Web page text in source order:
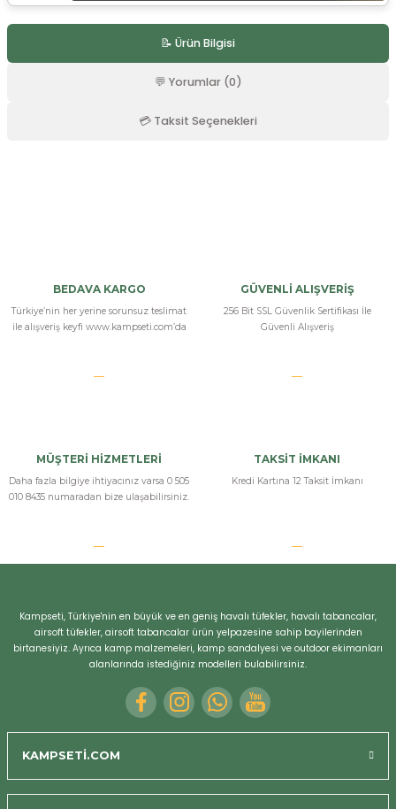
📝 Ürün Bilgisi
💬 Yorumlar (0)
💳 Taksit Seçenekleri
BEDAVA KARGO
Türkiye’nin her yerine sorunsuz teslimat
ile alışveriş keyfi www.kampseti.com’da
GÜVENLİ ALIŞVERİŞ
256 Bit SSL Güvenlik Sertifikası İle
Güvenli Alışveriş
MÜŞTERİ HİZMETLERİ
Daha fazla bilgiye ihtiyacınız varsa 0 505
010 8435 numaradan bize ulaşabilirsiniz.
TAKSİT İMKANI
Kredi Kartına 12 Taksit İmkanı
Kampseti, Türkiye'nin en büyük ve en geniş havalı tüfekler, havalı tabancalar,
airsoft tüfekler, airsoft tabancalar ürün yelpazesine sahip bayilerinden
birtanesiyiz. Ayrıca kamp malzemeleri, kamp sandalyesi ve outdoor ekimanları
alanlarında istediğiniz modelleri bulabilirsiniz.
KAMPSETİ.COM